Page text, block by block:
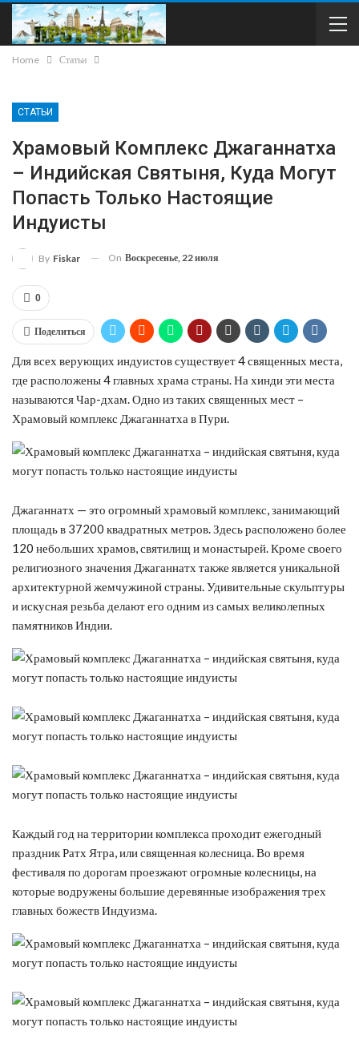
Home Статьи
СТАТЬИ
Храмовый Комплекс Джаганнатха
– Индийская Святыня, Куда Могут
Попасть Только Настоящие
Индуисты
By Fiskar On Воскресенье, 22 июля
0
Поделиться
Для всех верующих индуистов существует 4 священных места,
где расположены 4 главных храма страны. На хинди эти места
называются Чар-дхам. Одно из таких священных мест –
Храмовый комплекс Джаганнатха в Пури.
Джаганнатх — это огромный храмовый комплекс, занимающий
площадь в 37200 квадратных метров. Здесь расположено более
120 небольших храмов, святилищ и монастырей. Кроме своего
религиозного значения Джаганнатх также является уникальной
архитектурной жемчужиной страны. Удивительные скульптуры
и искусная резьба делают его одним из самых великолепных
памятников Индии.
Каждый год на территории комплекса проходит ежегодный
праздник Ратх Ятра, или священная колесница. Во время
фестиваля по дорогам проезжают огромные колесницы, на
которые водружены большие деревянные изображения трех
главных божеств Индуизма.